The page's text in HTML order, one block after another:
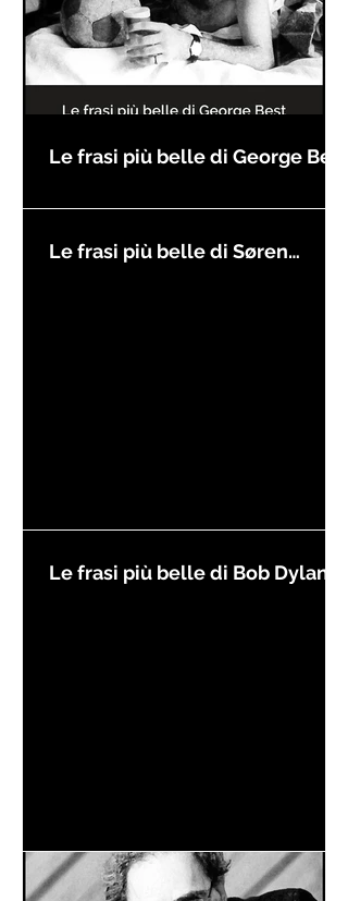
Le frasi più belle di George Best
Le frasi più belle di Søren
Le frasi più belle di Bob Dylan